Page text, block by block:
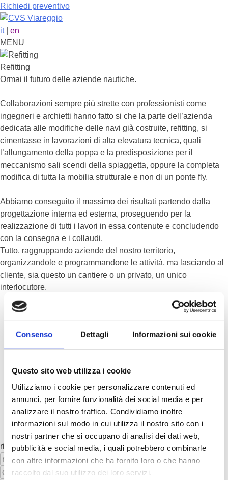
Consenso Dettagli Informazioni sui cookie
Questo sito web utilizza i cookie
Utilizziamo i cookie per personalizzare contenuti ed
annunci, per fornire funzionalità dei social media e per
analizzare il nostro traffico. Condividiamo inoltre
informazioni sul modo in cui utilizza il nostro sito con i
nostri partner che si occupano di analisi dei dati web,
pubblicità e social media, i quali potrebbero combinarle
con altre informazioni che ha fornito loro o che hanno
raccolto dal suo utilizzo dei loro servizi.
Richiedi preventivo
it| en
MENU
Refitting
Ormai il futuro delle aziende nautiche.
Collaborazioni sempre più strette con professionisti come
ingegneri e archietti hanno fatto si che la parte dell’azienda
dedicata alle modifiche delle navi già costruite, refitting, si
cimentasse in lavorazioni di alta elevatura tecnica, quali
l’allungamento della poppa e la predisposizione per il
meccanismo sali scendi della spiaggetta, oppure la completa
modifica di tutta la mobilia strutturale e non di un ponte fly.
Abbiamo conseguito il massimo dei risultati partendo dalla
progettazione interna ed esterna, proseguendo per la
realizzazione di tutti i lavori in essa contenute e concludendo
con la consegna e i collaudi.
Tutto, raggruppando aziende del nostro territorio,
organizzandole e programmandone le attività, ma lasciando al
cliente, sia questo un cantiere o un privato, un unico
interlocutore.
richiesta preventivo